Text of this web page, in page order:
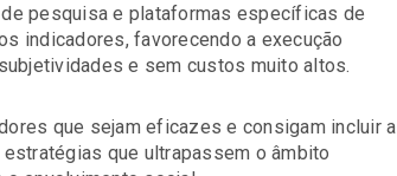
pesquisa e plataformas específicas de
indicadores, favorecendo a execução
e sem custos muito altos.
que sejam eficazes e consigam incluir a
que ultrapassem o âmbito